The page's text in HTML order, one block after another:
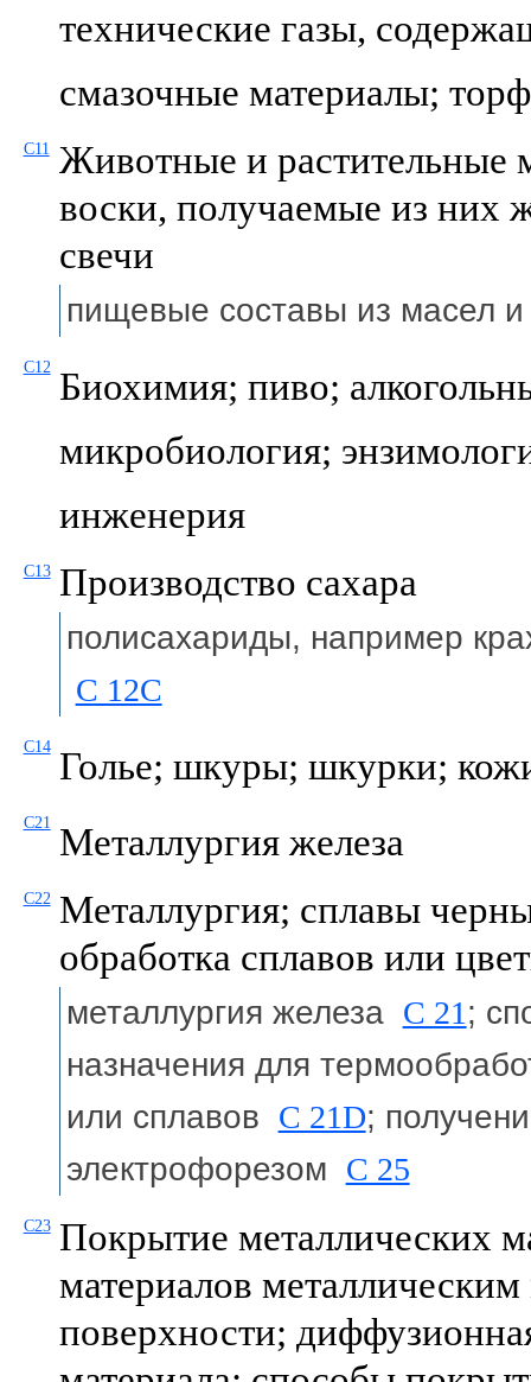
технические газы,
смазочные материалы; торф
C11 Животные и растительные
воски, получаемые из них
свечи
пищевые составы из масел
C12 Биохимия; пиво;
микробиология;
инженерия
C13 Производство сахара
полисахариды, например
C 12C
C14 Голье; шкуры; шкурки;
C21 Металлургия железа
C22 Металлургия; сплавы
обработка сплавов или
металлургия железа C 21 ;
назначения для
или сплавов C 21D;
электрофорезом C 25
C23 Покрытие металлических
материалов
поверхности;